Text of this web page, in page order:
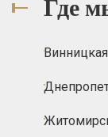
Где